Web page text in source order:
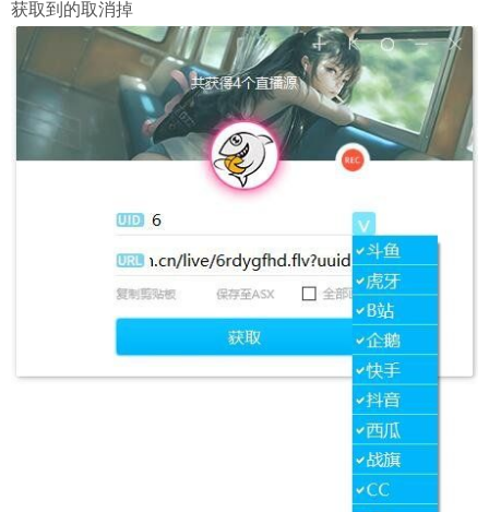
获取到的取消掉